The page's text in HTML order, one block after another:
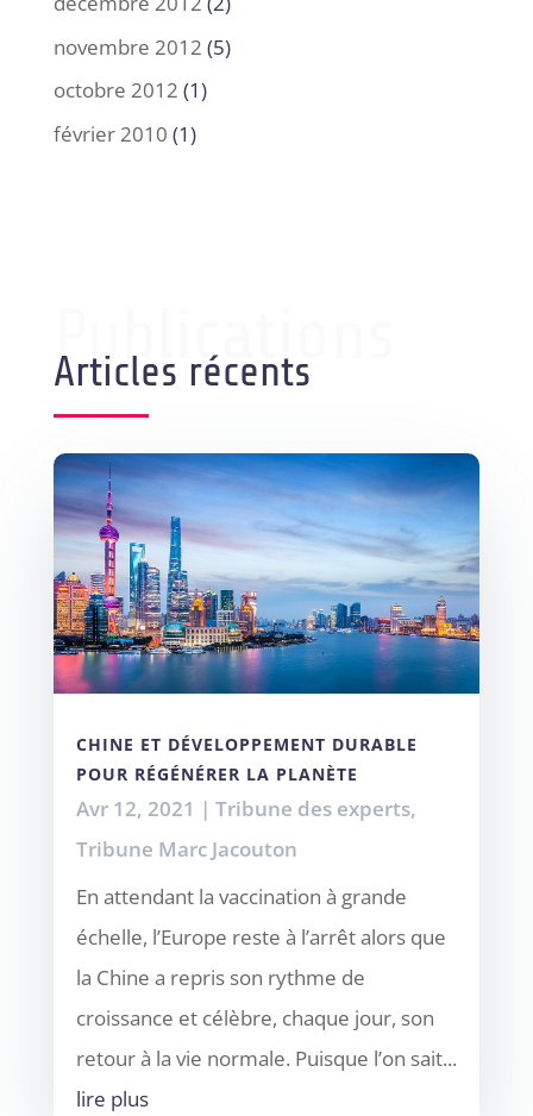
novembre 2012 (5)
octobre 2012 (1)
février 2010 (1)
Publications
Articles récents
CHINE ET DÉVELOPPEMENT DURABLE
POUR RÉGÉNÉRER LA PLANÈTE
Avr 12, 2021 | Tribune des experts,
Tribune Marc Jacouton
En attendant la vaccination à grande
échelle, l’Europe reste à l’arrêt alors que
la Chine a repris son rythme de
croissance et célèbre, chaque jour, son
retour à la vie normale. Puisque l’on sait...
lire plus